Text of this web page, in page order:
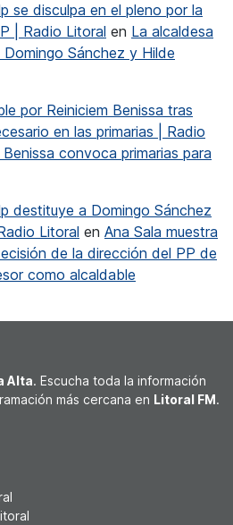
se disculpa en el pleno por la
| Radio Litoral en La alcaldesa
Sánchez y Hilde
por Reiniciem Benissa tras
en las primarias | Radio
Benissa convoca primarias para
destituye a Domingo Sánchez
Litoral en Ana Sala muestra
de la dirección del PP de
como alcaldable
Alta. Escucha toda la información
más cercana en Litoral FM.